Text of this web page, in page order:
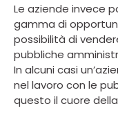
Le aziende invece
gamma di
possibilità di
pubbliche
In alcuni casi
nel lavoro con le
questo il cuore